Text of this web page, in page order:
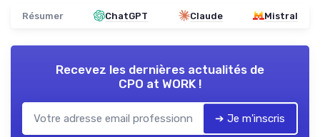
Résumer ChatGPT Claude Mistral
Recevez les dernières actualités de
CPO at WORK !
➔ Je m'inscris